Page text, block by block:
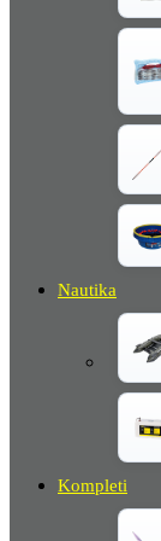
Nautika
Kompleti